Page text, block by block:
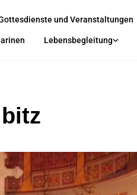
und Veranstaltungen
Lebensbegleitung